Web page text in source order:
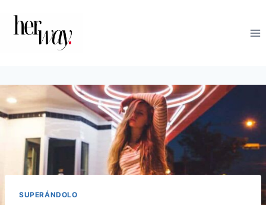
contenido
SUPERÁNDOLO